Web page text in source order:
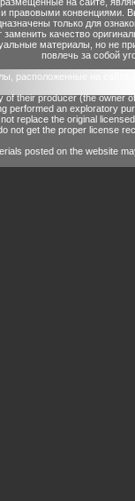
конвенциями.
только для
качество
материалы, но не
повлечь за собой
расположенные на сайте
their producer (the owner
performed an exploratory
replace the original
not get the proper license
posted on the website